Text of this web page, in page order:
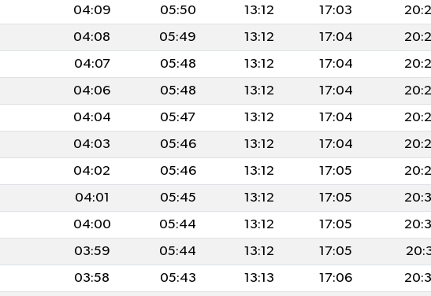
04:09 05:50 13:12 17:03
04:08 05:49 13:12 17:04
04:07 05:48 13:12 17:04
04:06 05:48 13:12 17:04
04:04 05:47 13:12 17:04
04:03 05:46 13:12 17:04
04:02 05:46 13:12 17:05
04:01 05:45 13:12 17:05
04:00 05:44 13:12 17:05
03:59 05:44 13:12 17:05
03:58 05:43 13:13 17:06